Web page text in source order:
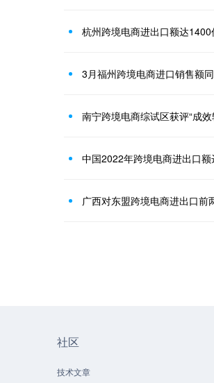
杭州跨境电商进出口额达
3月福州跨境电商进口销售额
南宁跨境电商综试区获评“成效
中国2022年跨境电商进出口
广西对东盟跨境电商进出口前
社区
技术文章